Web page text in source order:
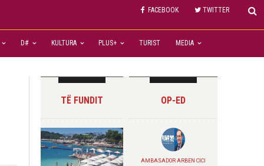
FACEBOOK TWITTER
D# KULTURA PLUS+ TURIST MEDIA
TË FUNDIT OP-ED
AMBASADOR ARBEN CICI